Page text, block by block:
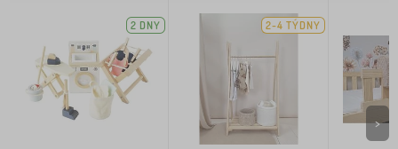
2 DNY 2-4 TÝDNY
>